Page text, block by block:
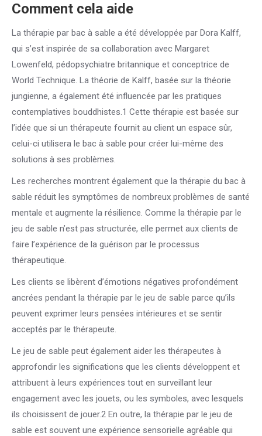
Comment cela aide
La thérapie par bac à sable a été développée par Dora Kalff,
qui s’est inspirée de sa collaboration avec Margaret
Lowenfeld, pédopsychiatre britannique et conceptrice de
World Technique. La théorie de Kalff, basée sur la théorie
jungienne, a également été influencée par les pratiques
contemplatives bouddhistes.1 Cette thérapie est basée sur
l’idée que si un thérapeute fournit au client un espace sûr,
celui-ci utilisera le bac à sable pour créer lui-même des
solutions à ses problèmes.
Les recherches montrent également que la thérapie du bac à
sable réduit les symptômes de nombreux problèmes de santé
mentale et augmente la résilience. Comme la thérapie par le
jeu de sable n’est pas structurée, elle permet aux clients de
faire l’expérience de la guérison par le processus
thérapeutique.
Les clients se libèrent d’émotions négatives profondément
ancrées pendant la thérapie par le jeu de sable parce qu’ils
peuvent exprimer leurs pensées intérieures et se sentir
acceptés par le thérapeute.
Le jeu de sable peut également aider les thérapeutes à
approfondir les significations que les clients développent et
attribuent à leurs expériences tout en surveillant leur
engagement avec les jouets, ou les symboles, avec lesquels
ils choisissent de jouer.2 En outre, la thérapie par le jeu de
sable est souvent une expérience sensorielle agréable qui